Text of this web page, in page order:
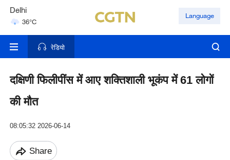
Delhi
36°C
Hyderabad
Language
रेडियो
दक्षिणी फिलीपींस में आए शक्तिशाली भूकंप में 61 लोगों
की मौत
08:05:32 2026-06-14
Share